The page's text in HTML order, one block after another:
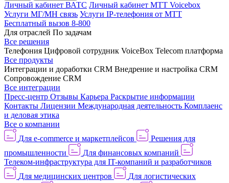
Личный кабинет ВАТС Личный кабинет МТТ Voicebox
Услуги МГ/МН связь Услуги IP-телефония от МТТ
Бесплатный вызов 8-800
Для отраслей По задачам
Все решения
Телефония Цифровой сотрудник VoiceBox Telecom платформа
Все продукты
Интеграции и доработки CRM Внедрение и настройка CRM
Сопровождение CRM
Все интеграции
Пресс-центр Отзывы Карьера Раскрытие информации
Контакты Лицензии Международная деятельность Комплаенс
и деловая этика
Все о компании
Для e-commerce и маркетплейсов
Решения для
промышленности
Для финансовых компаний
Телеком-инфраструктура для IT-компаний и разработчиков
Для медицинских центров
Для логистических